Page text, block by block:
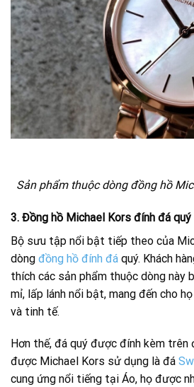
Sản phẩm thuộc dòng đồng hồ
3. Đồng hồ Michael Kors đính đá quý
Bộ sưu tập nổi bật tiếp theo của
dòng đồng hồ đính đá quý. Khách
thích các sản phẩm thuộc dòng này
mỉ, lấp lánh nổi bật, mang đến cho
và tinh tế.
Hơn thế, đá quý được đính kèm
được Michael Kors sử dụng là đá
cung ứng nổi tiếng tại Áo, họ được